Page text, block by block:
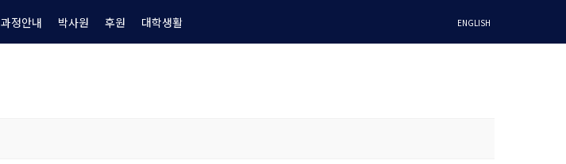
과정안내 박사원 후원 대학생활 ENGLISH